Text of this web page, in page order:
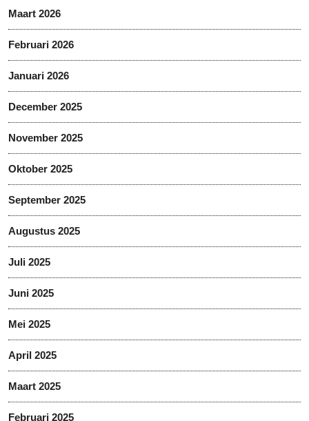
Maart 2026
Februari 2026
Januari 2026
December 2025
November 2025
Oktober 2025
September 2025
Augustus 2025
Juli 2025
Juni 2025
Mei 2025
April 2025
Maart 2025
Februari 2025